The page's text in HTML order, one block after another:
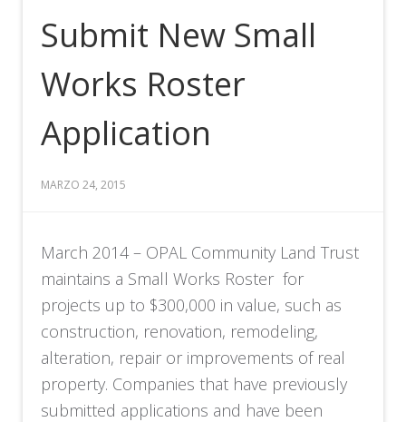
Submit New Small
Works Roster
Application
MARZO 24, 2015
March 2014 – OPAL Community Land Trust
maintains a Small Works Roster for
projects up to $300,000 in value, such as
construction, renovation, remodeling,
alteration, repair or improvements of real
property. Companies that have previously
submitted applications and have been